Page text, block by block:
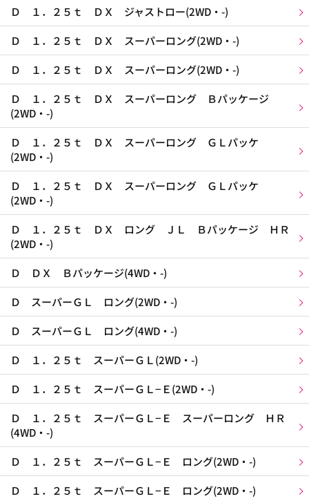
Ｄ １．２５ｔ ＤＸ ジャストロー(2WD・-)
Ｄ １．２５ｔ ＤＸ スーパーロング(2WD・-)
Ｄ １．２５ｔ ＤＸ スーパーロング(2WD・-)
Ｄ １．２５ｔ ＤＸ スーパーロング Ｂパッケージ
(2WD・-)
Ｄ １．２５ｔ ＤＸ スーパーロング ＧＬパッケ
(2WD・-)
Ｄ １．２５ｔ ＤＸ スーパーロング ＧＬパッケ
(2WD・-)
Ｄ １．２５ｔ ＤＸ ロング ＪＬ Ｂパッケージ ＨＲ
(2WD・-)
Ｄ ＤＸ Ｂパッケージ(4WD・-)
Ｄ スーパーＧＬ ロング(2WD・-)
Ｄ スーパーＧＬ ロング(4WD・-)
Ｄ １．２５ｔ スーパーＧＬ(2WD・-)
Ｄ １．２５ｔ スーパーＧＬ−Ｅ(2WD・-)
Ｄ １．２５ｔ スーパーＧＬ−Ｅ スーパーロング ＨＲ
(4WD・-)
Ｄ １．２５ｔ スーパーＧＬ−Ｅ ロング(2WD・-)
Ｄ １．２５ｔ スーパーＧＬ−Ｅ ロング(2WD・-)